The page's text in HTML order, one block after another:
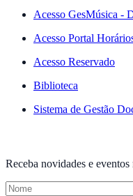
Acesso GesMúsica -
Acesso Portal
Acesso Reservado
Biblioteca
Sistema de Gestão
Receba novidades e